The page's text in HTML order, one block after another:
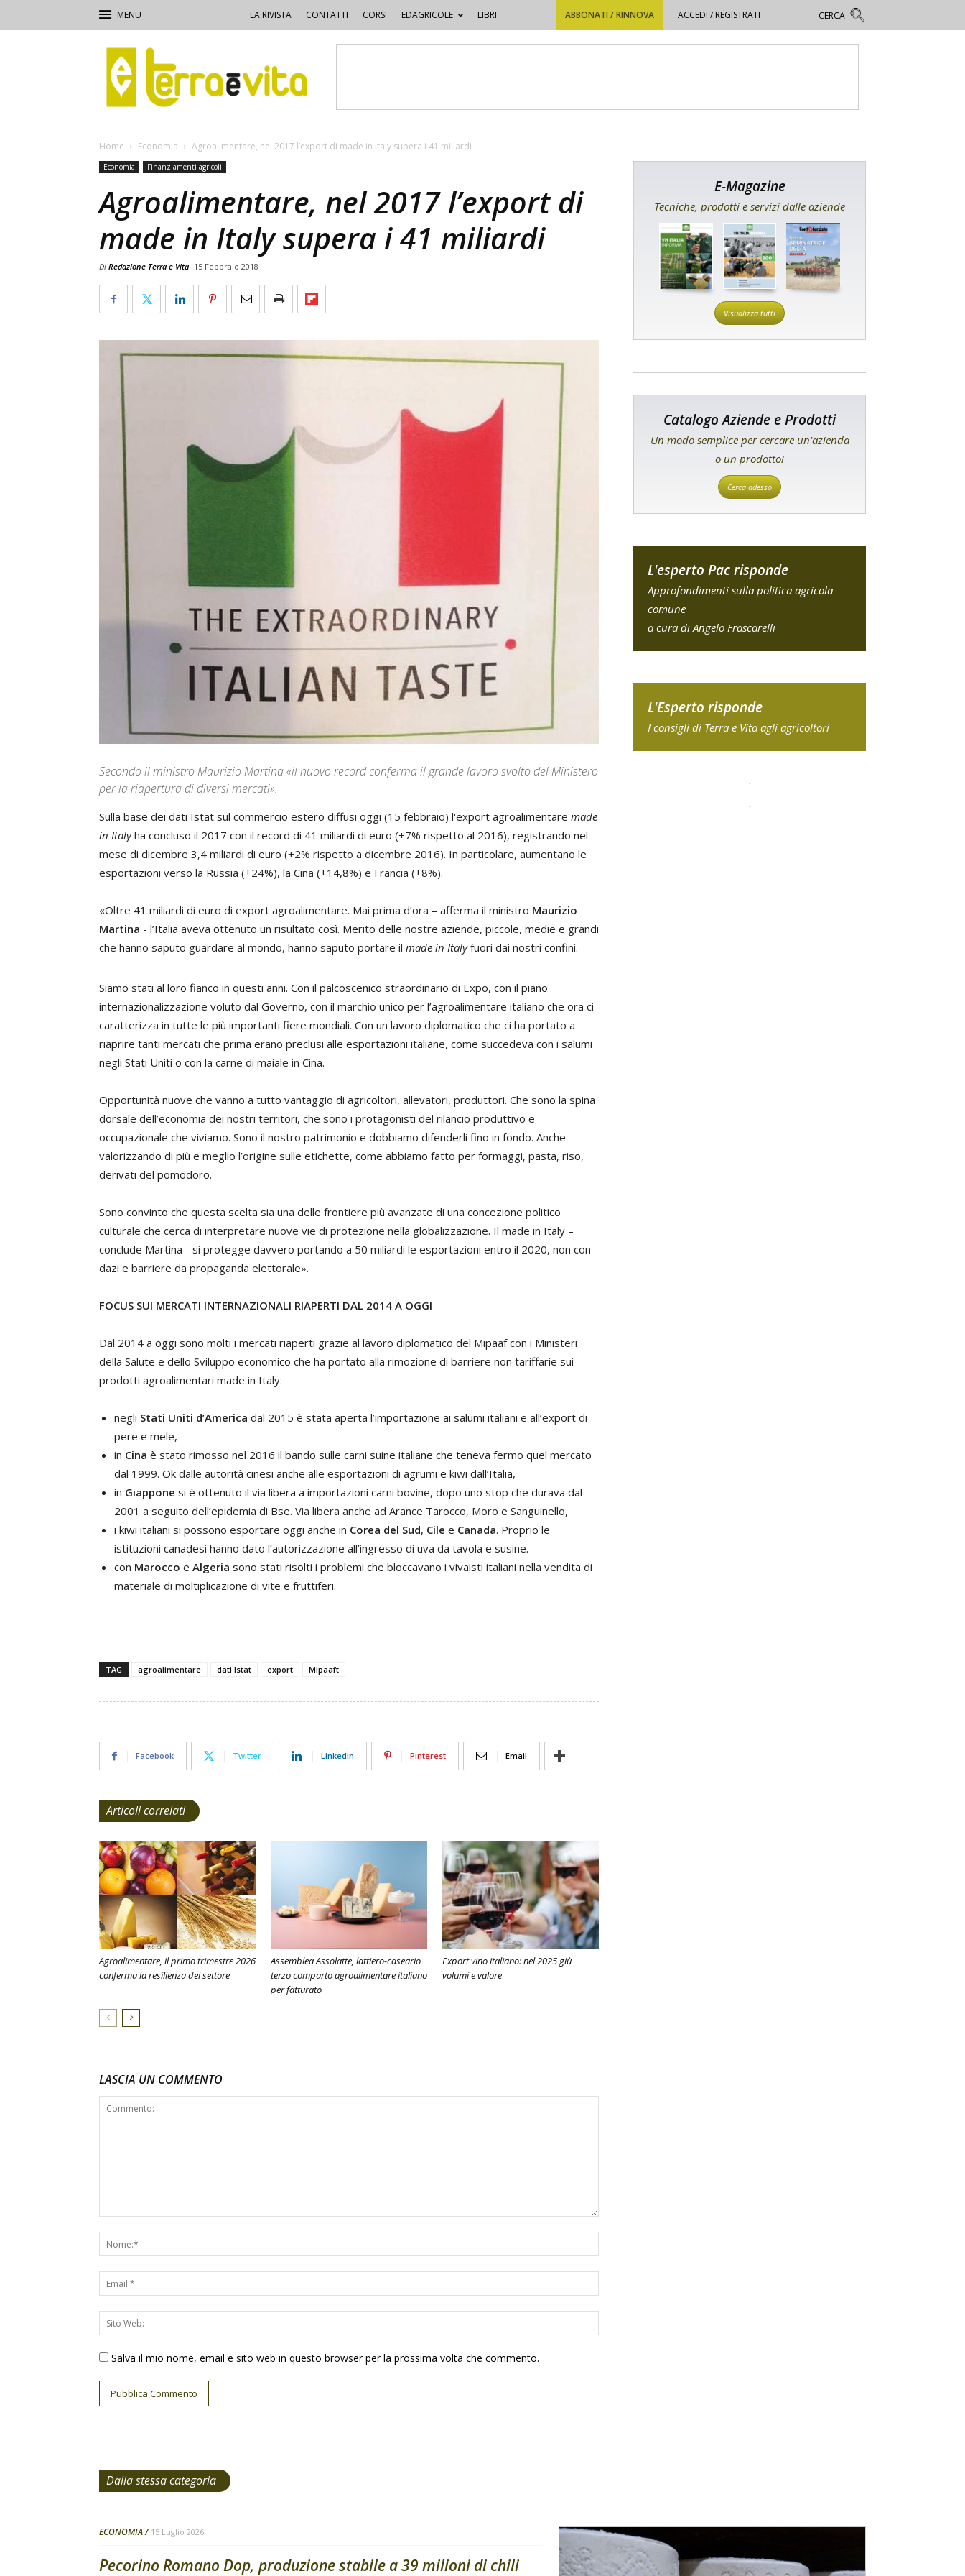
LA RIVISTA CONTATTI CORSI EDAGRICOLE LIBRI ABBONATI / RINNOVA ACCEDI / REGISTRATI
Terra
e
Vita
Home Economia Agroalimentare, nel 2017 l’export di made in Italy supera i 41 miliardi
Economia Finanziamenti agricoli
Agroalimentare, nel 2017 l’export di
made in Italy supera i 41 miliardi
Di Redazione Terra e Vita 15 Febbraio 2018
Secondo il ministro Maurizio Martina «il nuovo record conferma il grande lavoro svolto del Ministero
per la riapertura di diversi mercati».
Sulla base dei dati Istat sul commercio estero diffusi oggi (15 febbraio) l'export agroalimentare made
in Italyha concluso il 2017 con il record di 41 miliardi di euro (+7% rispetto al 2016), registrando nel
mese di dicembre 3,4 miliardi di euro (+2% rispetto a dicembre 2016). In particolare, aumentano le
esportazioni verso la Russia (+24%), la Cina (+14,8%) e Francia (+8%).
«Oltre 41 miliardi di euro di export agroalimentare. Mai prima d’ora – afferma il ministro Maurizio
Martina - l’Italia aveva ottenuto un risultato così. Merito delle nostre aziende, piccole, medie e grandi
che hanno saputo guardare al mondo, hanno saputo portare il made in Italyfuori dai nostri confini.
Siamo stati al loro fianco in questi anni. Con il palcoscenico straordinario di Expo, con il piano
internazionalizzazione voluto dal Governo, con il marchio unico per l’agroalimentare italiano che ora ci
caratterizza in tutte le più importanti fiere mondiali. Con un lavoro diplomatico che ci ha portato a
riaprire tanti mercati che prima erano preclusi alle esportazioni italiane, come succedeva con i salumi
negli Stati Uniti o con la carne di maiale in Cina.
Opportunità nuove che vanno a tutto vantaggio di agricoltori, allevatori, produttori. Che sono la spina
dorsale dell’economia dei nostri territori, che sono i protagonisti del rilancio produttivo e
occupazionale che viviamo. Sono il nostro patrimonio e dobbiamo difenderli fino in fondo. Anche
valorizzando di più e meglio l’origine sulle etichette, come abbiamo fatto per formaggi, pasta, riso,
derivati del pomodoro.
Sono convinto che questa scelta sia una delle frontiere più avanzate di una concezione politico
culturale che cerca di interpretare nuove vie di protezione nella globalizzazione. Il made in Italy –
conclude Martina - si protegge davvero portando a 50 miliardi le esportazioni entro il 2020, non con
dazi e barriere da propaganda elettorale».
FOCUS SUI MERCATI INTERNAZIONALI RIAPERTI DAL 2014 A OGGI
Dal 2014 a oggi sono molti i mercati riaperti grazie al lavoro diplomatico del Mipaaf con i Ministeri
della Salute e dello Sviluppo economico che ha portato alla rimozione di barriere non tariffarie sui
prodotti agroalimentari made in Italy:
negli Stati Uniti d’America dal 2015 è stata aperta l’importazione ai salumi italiani e all’export di
pere e mele,
in Cina è stato rimosso nel 2016 il bando sulle carni suine italiane che teneva fermo quel mercato
dal 1999. Ok dalle autorità cinesi anche alle esportazioni di agrumi e kiwi dall’Italia,
in Giappone si è ottenuto il via libera a importazioni carni bovine, dopo uno stop che durava dal
2001 a seguito dell’epidemia di Bse. Via libera anche ad Arance Tarocco, Moro e Sanguinello,
i kiwi italiani si possono esportare oggi anche in Corea del Sud, Cile e Canada. Proprio le
istituzioni canadesi hanno dato l’autorizzazione all’ingresso di uva da tavola e susine.
con Marocco e Algeria sono stati risolti i problemi che bloccavano i vivaisti italiani nella vendita di
materiale di moltiplicazione di vite e fruttiferi.
TAG agroalimentare dati Istat export Mipaaft
Facebook Twitter Linkedin Pinterest Email
Articoli correlati
Agroalimentare, il primo trimestre 2026
conferma la resilienza del settore
Assemblea Assolatte, lattiero-caseario
terzo comparto agroalimentare italiano
per fatturato
Export vino italiano: nel 2025 giù
volumi e valore
LASCIA UN COMMENTO
Salva il mio nome, email e sito web in questo browser per la prossima volta che commento.
E-Magazine
Tecniche, prodotti e servizi dalle aziende
Visualizza tutti
Catalogo Aziende e Prodotti
Un modo semplice per cercare un'azienda
o un prodotto!
Cerca adesso
L'esperto Pac risponde
Approfondimenti sulla politica agricola
comune
a cura di Angelo Frascarelli
L'Esperto risponde
I consigli di Terra e Vita agli agricoltori
Dalla stessa categoria
ECONOMIA 15 Luglio 2026
Pecorino Romano Dop, produzione stabile a 39 milioni di chili